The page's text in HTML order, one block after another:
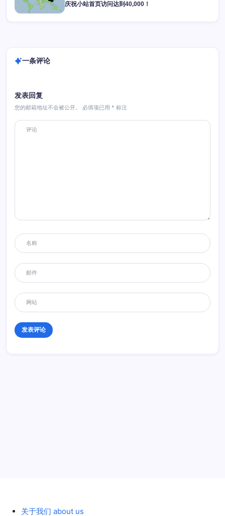
庆祝小站首页访问达到40,000！
一条评论
发表回复
您的邮箱地址不会被公开。 必填项已用 * 标注
关于我们 about us